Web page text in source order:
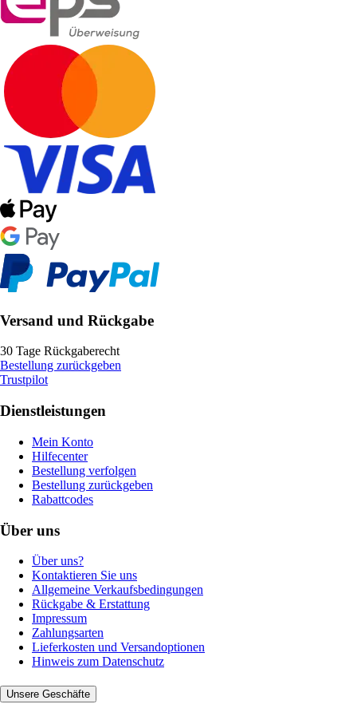
Versand und Rückgabe
30 Tage Rückgaberecht
Bestellung zurückgeben
Trustpilot
Dienstleistungen
Mein Konto
Hilfecenter
Bestellung verfolgen
Bestellung zurückgeben
Rabattcodes
Über uns
Über uns?
Kontaktieren Sie uns
Allgemeine Verkaufsbedingungen
Rückgabe & Erstattung
Impressum
Zahlungsarten
Lieferkosten und Versandoptionen
Hinweis zum Datenschutz
Unsere Geschäfte